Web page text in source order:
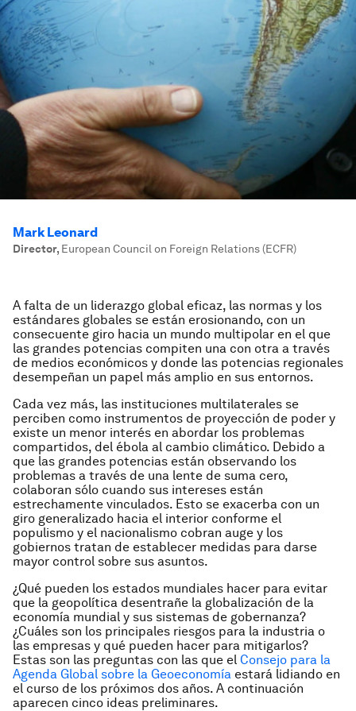
Mark Leonard
Director, European Council on Foreign Relations (ECFR)
A falta de un liderazgo global eficaz, las normas y los
estándares globales se están erosionando, con un
consecuente giro hacia un mundo multipolar en el que
las grandes potencias compiten una con otra a través
de medios económicos y donde las potencias regionales
desempeñan un papel más amplio en sus entornos.
Cada vez más, las instituciones multilaterales se
perciben como instrumentos de proyección de poder y
existe un menor interés en abordar los problemas
compartidos, del ébola al cambio climático. Debido a
que las grandes potencias están observando los
problemas a través de una lente de suma cero,
colaboran sólo cuando sus intereses están
estrechamente vinculados. Esto se exacerba con un
giro generalizado hacia el interior conforme el
populismo y el nacionalismo cobran auge y los
gobiernos tratan de establecer medidas para darse
mayor control sobre sus asuntos.
¿Qué pueden los estados mundiales hacer para evitar
que la geopolítica desentrañe la globalización de la
economía mundial y sus sistemas de gobernanza?
¿Cuáles son los principales riesgos para la industria o
las empresas y qué pueden hacer para mitigarlos?
Estas son las preguntas con las que el Consejo para la
Agenda Global sobre la Geoeconomía estará lidiando en
el curso de los próximos dos años. A continuación
aparecen cinco ideas preliminares.